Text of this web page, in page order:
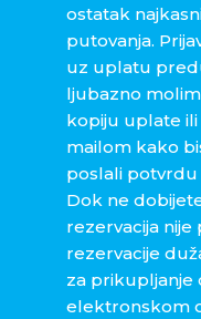
ostatak
putovanja.
uz uplatu
ljubazno
kopiju uplate ili
mailom kako
poslali potvrdu
Dok ne
rezervacija
rezervacije
za prikupljanje
elektronskom